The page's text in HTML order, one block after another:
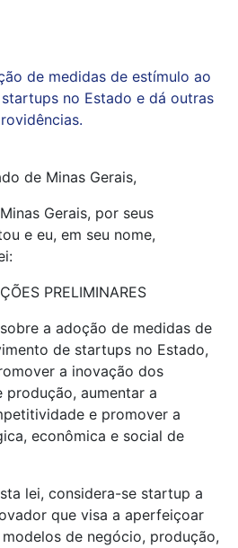
de medidas de estímulo ao
no Estado e dá outras
de Minas Gerais,
Gerais, por seus
e eu, em seu nome,
PRELIMINARES
a adoção de medidas de
de startups no Estado,
a inovação dos
aumentar a
e promover a
econômica e social de
lei, considera-se startup a
que visa a aperfeiçoar
de negócio, produção,